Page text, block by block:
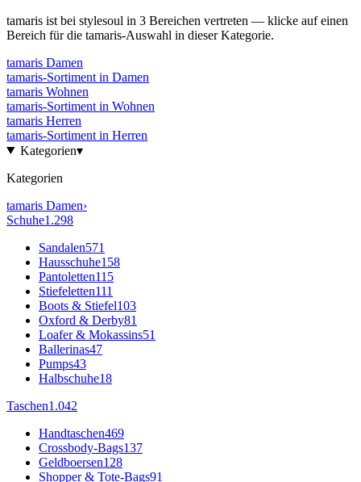
tamaris ist bei stylesoul in 3 Bereichen vertreten — klicke auf einen
Bereich für die tamaris-Auswahl in dieser Kategorie.
tamaris Damen
tamaris-Sortiment in Damen
tamaris Wohnen
tamaris-Sortiment in Wohnen
tamaris Herren
tamaris-Sortiment in Herren
Kategorien▾
Kategorien
tamaris Damen›
Schuhe1.298
Sandalen571
Hausschuhe158
Pantoletten115
Stiefeletten111
Boots & Stiefel103
Oxford & Derby81
Loafer & Mokassins51
Ballerinas47
Pumps43
Halbschuhe18
Taschen1.042
Handtaschen469
Crossbody-Bags137
Geldboersen128
Shopper & Tote-Bags91